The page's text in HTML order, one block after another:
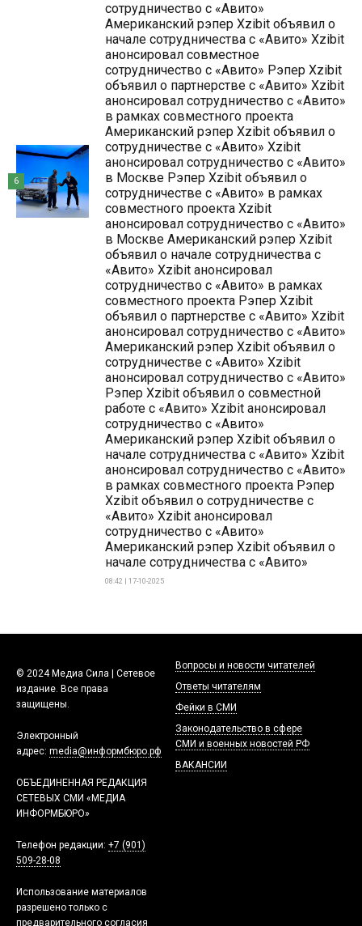
сотрудничество с «Авито»
Американский рэпер Xzibit объявил о
начале сотрудничества с «Авито» Xzibit
анонсировал совместное
сотрудничество с «Авито» Рэпер Xzibit
объявил о партнерстве с «Авито» Xzibit
анонсировал сотрудничество с «Авито»
в рамках совместного проекта
Американский рэпер Xzibit объявил о
сотрудничестве с «Авито» Xzibit
анонсировал сотрудничество с «Авито»
в Москве Рэпер Xzibit объявил о
сотрудничестве с «Авито» в рамках
совместного проекта Xzibit
анонсировал сотрудничество с «Авито»
в Москве Американский рэпер Xzibit
объявил о начале сотрудничества с
«Авито» Xzibit анонсировал
сотрудничество с «Авито» в рамках
совместного проекта Рэпер Xzibit
объявил о партнерстве с «Авито» Xzibit
анонсировал сотрудничество с «Авито»
Американский рэпер Xzibit объявил о
сотрудничестве с «Авито» Xzibit
анонсировал сотрудничество с «Авито»
Рэпер Xzibit объявил о совместной
работе с «Авито» Xzibit анонсировал
сотрудничество с «Авито»
Американский рэпер Xzibit объявил о
начале сотрудничества с «Авито» Xzibit
анонсировал сотрудничество с «Авито»
в рамках совместного проекта Рэпер
Xzibit объявил о сотрудничестве с
«Авито» Xzibit анонсировал
сотрудничество с «Авито»
Американский рэпер Xzibit объявил о
начале сотрудничества с «Авито»
08:42 | 17-10-2025
6
© 2024 Медиа Сила | Сетевое
издание. Все права
защищены.
Электронный
адрес: media@информбюро.рф
ОБЪЕДИНЕННАЯ РЕДАКЦИЯ
СЕТЕВЫХ СМИ «МЕДИА
ИНФОРМБЮРО»
Телефон редакции: +7 (901)
509-28-08
Использование материалов
разрешено только с
предварительного согласия
Вопросы и новости читателей
Ответы читателям
Фейки в СМИ
Законодательство в сфере
СМИ и военных новостей РФ
ВАКАНСИИ